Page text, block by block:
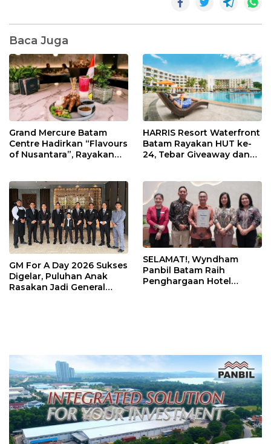
Baca Juga
Grand Mercure Batam
Centre Hadirkan “Flavours
of Nusantara”, Rayakan
HARRIS Resort Waterfront
Batam Rayakan HUT ke-
24, Tebar Giveaway dan
GM For A Day 2026 Sukses
Digelar, Puluhan Anak
Rasakan Jadi General
SELAMAT!, Wyndham
Panbil Batam Raih
Penghargaan Hotel